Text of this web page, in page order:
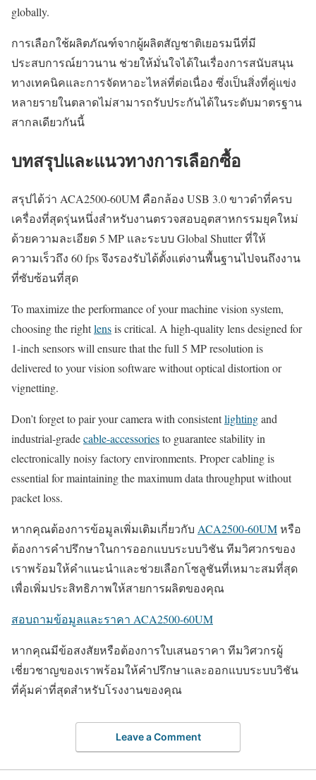
globally.
การเลือกใช้ผลิตภัณฑ์จากผู้ผลิตสัญชาติเยอรมนีที่มี
ประสบการณ์ยาวนาน ช่วยให้มั่นใจได้ในเรื่องการสนับสนุน
ทางเทคนิคและการจัดหาอะไหล่ที่ต่อเนื่อง ซึ่งเป็นสิ่งที่คู่แข่ง
หลายรายในตลาดไม่สามารถรับประกันได้ในระดับมาตรฐาน
สากลเดียวกันนี้
บทสรุปและแนวทางการเลือกซื้อ
สรุปได้ว่า ACA2500-60UM คือกล้อง USB 3.0 ขาวดำที่ครบ
เครื่องที่สุดรุ่นหนึ่งสำหรับงานตรวจสอบอุตสาหกรรมยุคใหม่
ด้วยความละเอียด 5 MP และระบบ Global Shutter ที่ให้
ความเร็วถึง 60 fps จึงรองรับได้ตั้งแต่งานพื้นฐานไปจนถึงงาน
ที่ซับซ้อนที่สุด
To maximize the performance of your machine vision system,
choosing the rightlensis critical. A high-quality lens designed for
1-inch sensors will ensure that the full 5 MP resolution is
delivered to your vision software without optical distortion or
vignetting.
Don’t forget to pair your camera with consistentlightingand
industrial-gradecable-accessoriesto guarantee stability in
electronically noisy factory environments. Proper cabling is
essential for maintaining the maximum data throughput without
packet loss.
หากคุณต้องการข้อมูลเพิ่มเติมเกี่ยวกับ ACA2500-60UMหรือ
ต้องการคำปรึกษาในการออกแบบระบบวิชัน ทีมวิศวกรของ
เราพร้อมให้คำแนะนำและช่วยเลือกโซลูชันที่เหมาะสมที่สุด
เพื่อเพิ่มประสิทธิภาพให้สายการผลิตของคุณ
สอบถามข้อมูลและราคา ACA2500-60UM
หากคุณมีข้อสงสัยหรือต้องการใบเสนอราคา ทีมวิศวกรผู้
เชี่ยวชาญของเราพร้อมให้คำปรึกษาและออกแบบระบบวิชัน
ที่คุ้มค่าที่สุดสำหรับโรงงานของคุณ
Leave a Comment